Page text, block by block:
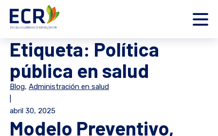
Etiqueta: Política
pública en salud
Blog, Administración en salud
abril 30, 2025
Modelo Preventivo,